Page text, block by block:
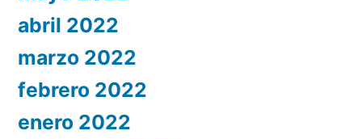
abril 2022
marzo 2022
febrero 2022
enero 2022